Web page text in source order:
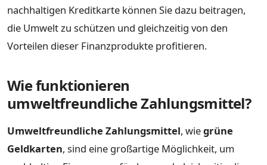
nachhaltigen Kreditkarte können Sie dazu beitragen,
die Umwelt zu schützen und gleichzeitig von den
Vorteilen dieser Finanzprodukte profitieren.
Wie funktionieren
umweltfreundliche Zahlungsmittel?
Umweltfreundliche Zahlungsmittel, wiegrüne
Geldkarten, sind eine großartige Möglichkeit, um